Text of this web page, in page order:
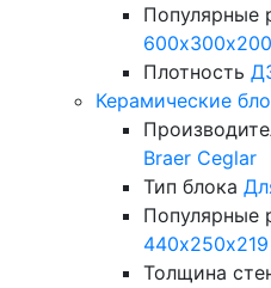
Популярные
600х300х200
Плотность
Керамические
Braer Ceglar
Тип блока
Популярные
440х250х219
Толщина